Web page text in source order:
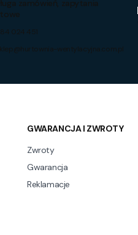
zamówień, zapytania
024 451
wentylacyjna.com.pl
GWARANCJA I ZWROTY
Zwroty
Gwarancja
Reklamacje